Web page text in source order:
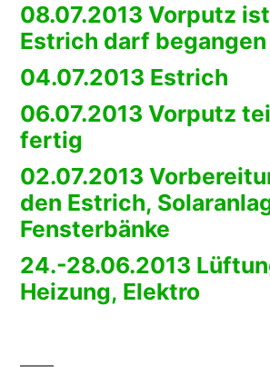
08.07.2013 Vorputz
Estrich darf
04.07.2013 Estrich
06.07.2013 Vorputz
fertig
02.07.2013
den Estrich,
Fensterbänke
24.-28.06.2013
Heizung, Elektro